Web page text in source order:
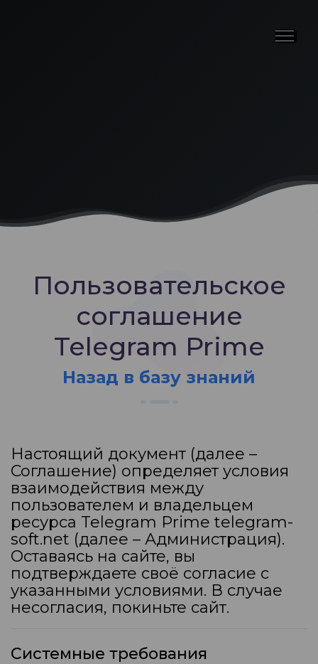
Пользовательское
соглашение
Telegram Prime
Назад в базу знаний
Настоящий документ (далее –
Соглашение) определяет условия
взаимодействия между
пользователем и владельцем
ресурса Telegram Prime telegram-
soft.net (далее – Администрация).
Оставаясь на сайте, вы
подтверждаете своё согласие с
указанными условиями. В случае
несогласия, покиньте сайт.
Системные требования